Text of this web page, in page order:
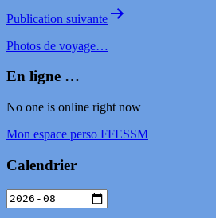
Publication suivante
Photos de voyage…
En ligne …
No one is online right now
Mon espace perso FFESSM
Calendrier